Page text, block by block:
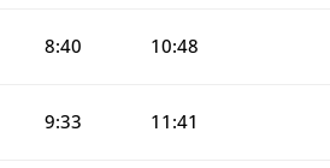
8:40 10:48
9:33 11:41